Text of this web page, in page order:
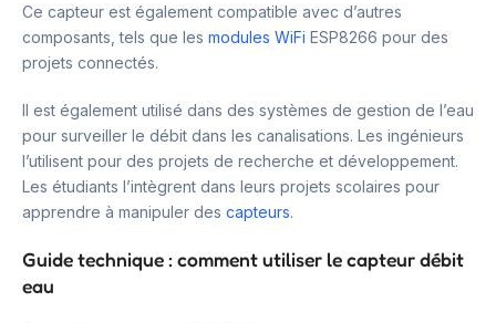
Ce capteur est également compatible avec d’autres
composants, tels que les modules WiFi ESP8266 pour des
projets connectés.
Il est également utilisé dans des systèmes de gestion de l’eau
pour surveiller le débit dans les canalisations. Les ingénieurs
l’utilisent pour des projets de recherche et développement.
Les étudiants l’intègrent dans leurs projets scolaires pour
apprendre à manipuler des capteurs.
Guide technique : comment utiliser le capteur débit
eau